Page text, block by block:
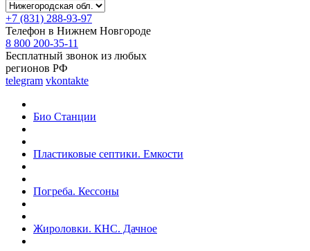
+7 (831) 288-93-97
Телефон в Нижнем Новгороде
8 800 200-35-11
Бесплатный звонок из любых
регионов РФ
telegram vkontakte
Био Станции
Пластиковые септики. Емкости
Погреба. Кессоны
Жироловки. КНС. Дачное